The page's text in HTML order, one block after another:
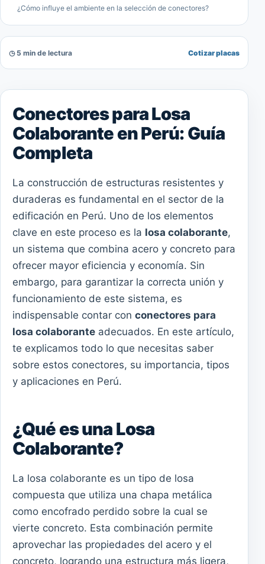
¿Cómo influye el ambiente en la selección de conectores?
◷ 5 min de lectura Cotizar placas
Conectores para Losa
Colaborante en Perú: Guía
Completa
La construcción de estructuras resistentes y
duraderas es fundamental en el sector de la
edificación en Perú. Uno de los elementos
clave en este proceso es la losa colaborante,
un sistema que combina acero y concreto para
ofrecer mayor eficiencia y economía. Sin
embargo, para garantizar la correcta unión y
funcionamiento de este sistema, es
indispensable contar con conectores para
losa colaborante adecuados. En este artículo,
te explicamos todo lo que necesitas saber
sobre estos conectores, su importancia, tipos
y aplicaciones en Perú.
¿Qué es una Losa
Colaborante?
La losa colaborante es un tipo de losa
compuesta que utiliza una chapa metálica
como encofrado perdido sobre la cual se
vierte concreto. Esta combinación permite
aprovechar las propiedades del acero y el
concreto, logrando una estructura más ligera,